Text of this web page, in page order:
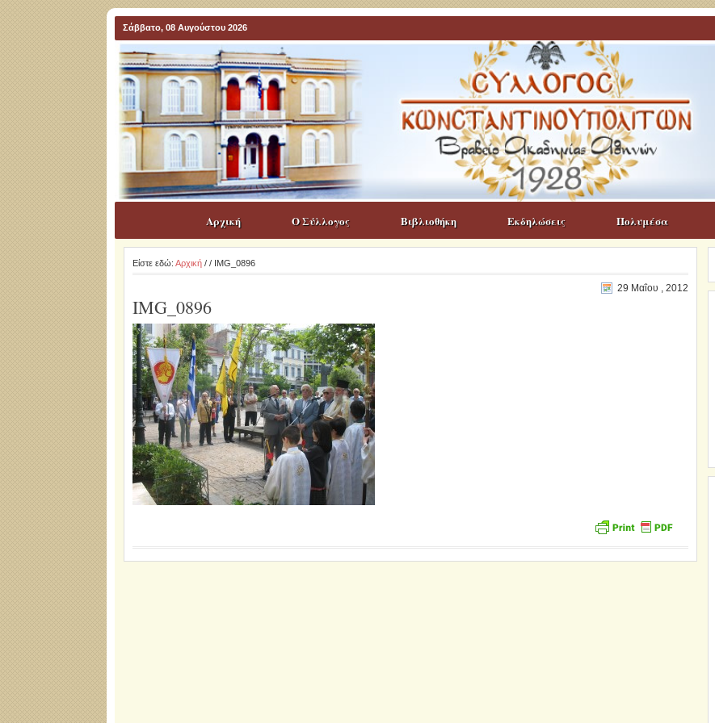
Σάββατο, 08 Αυγούστου 2026
Αρχική Ο Σύλλογος Βιβλιοθήκη Εκδηλώσεις Πολυμέσα
Είστε εδώ: Αρχική/ / IMG_0896
29 Μαΐου , 2012
IMG_0896